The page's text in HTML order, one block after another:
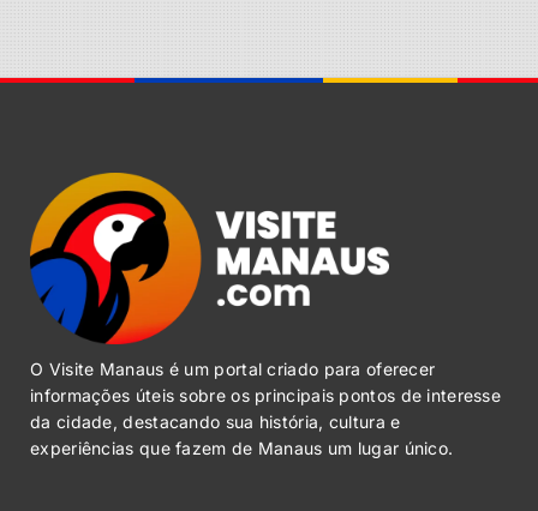
O Visite Manaus é um portal criado para oferecer
informações úteis sobre os principais pontos de interesse
da cidade, destacando sua história, cultura e
experiências que fazem de Manaus um lugar único.